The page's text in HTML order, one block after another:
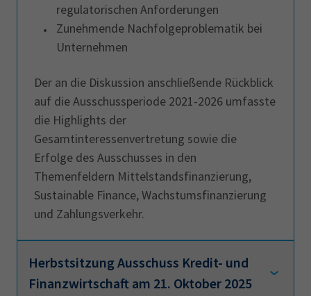
regulatorischen Anforderungen
Zunehmende Nachfolgeproblematik bei
Unternehmen
Der an die Diskussion anschließende Rückblick
auf die Ausschussperiode 2021-2026 umfasste
die Highlights der
Gesamtinteressenvertretung sowie die
Erfolge des Ausschusses in den
Themenfeldern Mittelstandsfinanzierung,
Sustainable Finance, Wachstumsfinanzierung
und Zahlungsverkehr.
Herbstsitzung Ausschuss Kredit- und
Finanzwirtschaft am 21. Oktober 2025